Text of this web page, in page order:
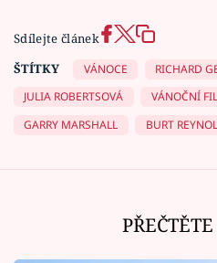
Sdílejte článek
ŠTÍTKY
VÁNOCE RICHARD
JULIA ROBERTSOVÁ
VÁNOČNÍ
GARRY MARSHALL
BURT